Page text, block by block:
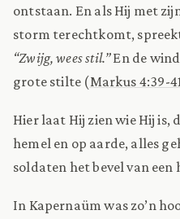
ontstaan. En als Hij met
storm terechtkomt,
“Zwijg, wees stil.”En de
grote stilte (Markus 4:39-
Hier laat Hij zien wie Hij is,
hemel en op aarde, alles
soldaten het bevel van
In Kapernaüm was zo’n